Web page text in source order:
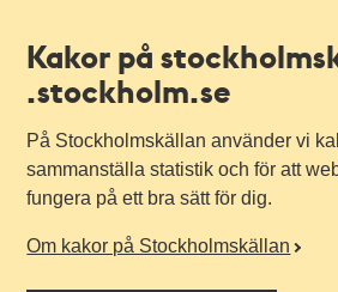
Kakor på
.stockholm.se
På Stockholmskällan använder vi
sammanställa statistik och för att
fungera på ett bra sätt för dig.
Om kakor på Stockholmskällan